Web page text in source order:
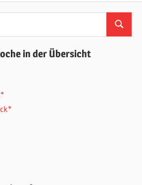
Suchen
in der Übersicht